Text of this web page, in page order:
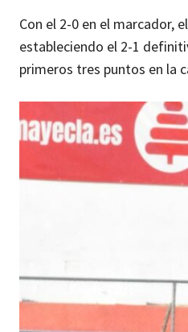
Con el 2-0 en el marcador,
estableciendo el 2-1
primeros tres puntos en la